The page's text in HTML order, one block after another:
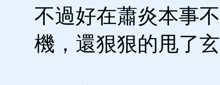
不過好在蕭炎本事
機，還狠狠的甩了